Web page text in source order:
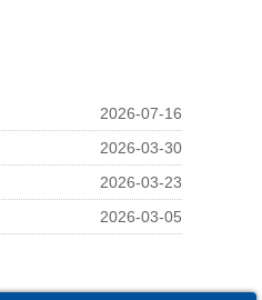
2026-07-16
2026-03-30
2026-03-23
2026-03-05